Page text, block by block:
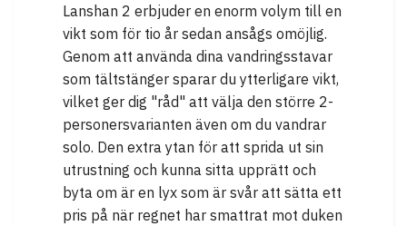
Lanshan 2 erbjuder en enorm volym till en
vikt som för tio år sedan ansågs omöjlig.
Genom att använda dina vandringsstavar
som tältstänger sparar du ytterligare vikt,
vilket ger dig "råd" att välja den större 2-
personersvarianten även om du vandrar
solo. Den extra ytan för att sprida ut sin
utrustning och kunna sitta upprätt och
byta om är en lyx som är svår att sätta ett
pris på när regnet har smattrat mot duken